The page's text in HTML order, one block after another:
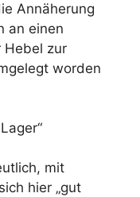
Annäherung
an einen
Hebel zur
worden
mit
hier „gut